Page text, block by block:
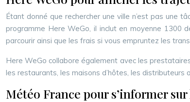
Étant donné que rechercher une ville n’est pas une
programme Here WeGo, il inclut en moyenne 1300
parcourir ainsi que les frais si vous empruntez les
Here WeGo collabore également avec les
les restaurants, les maisons d’hôtes, les distributeurs
Météo France pour s’informer